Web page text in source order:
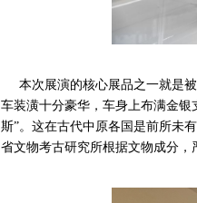
本次展演的核心展品之一就是被
车装潢十分豪华，车身上布满金
斯”。这在古代中原各国是前所未
省文物考古研究所根据文物成分